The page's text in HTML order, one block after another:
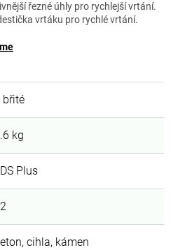
řezné úhly pro rychlejší vrtání.
vrtáku pro rychlé vrtání.
břité
kg
Plus
cihla, kámen